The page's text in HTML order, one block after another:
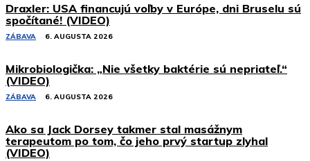
Draxler: USA financujú voľby v Európe, dni Bruselu sú
spočítané! (VIDEO)
ZÁBAVA 6. AUGUSTA 2026
Mikrobiologička: „Nie všetky baktérie sú nepriateľ.“
(VIDEO)
ZÁBAVA 6. AUGUSTA 2026
Ako sa Jack Dorsey takmer stal masážnym
terapeutom po tom, čo jeho prvý startup zlyhal
(VIDEO)